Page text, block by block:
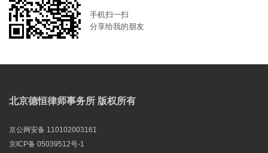
手机扫一扫
分享给我的朋友
北京德恒律师事务所 版权所有
京公网安备 110102003161
京ICP备 05039512号-1